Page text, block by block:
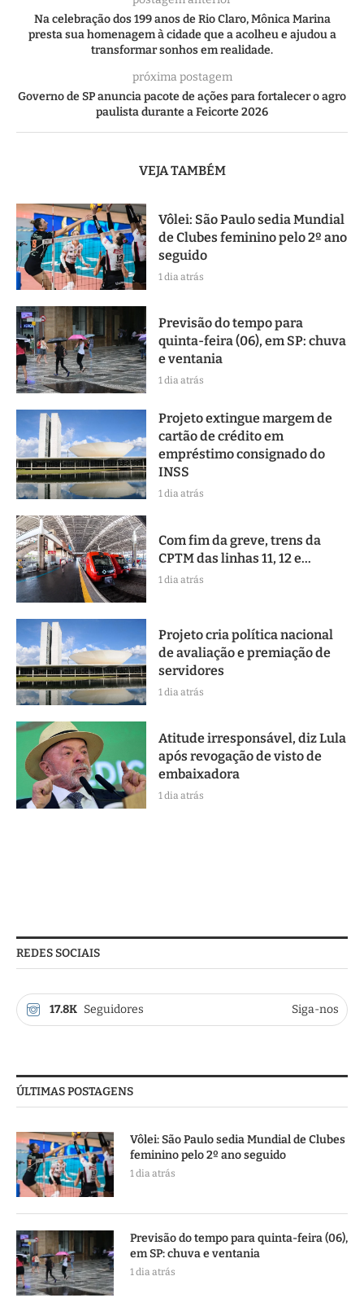
Na celebração dos 199 anos de Rio Claro, Mônica Marina
presta sua homenagem à cidade que a acolheu e ajudou a
transformar sonhos em realidade.
próxima postagem
Governo de SP anuncia pacote de ações para fortalecer o agro
paulista durante a Feicorte 2026
VEJA TAMBÉM
Vôlei: São Paulo sedia Mundial
de Clubes feminino pelo 2º ano
seguido
1 dia atrás
Previsão do tempo para
quinta-feira (06), em SP: chuva
e ventania
1 dia atrás
Projeto extingue margem de
cartão de crédito em
empréstimo consignado do
INSS
1 dia atrás
Com fim da greve, trens da
CPTM das linhas 11, 12 e...
1 dia atrás
Projeto cria política nacional
de avaliação e premiação de
servidores
1 dia atrás
Atitude irresponsável, diz Lula
após revogação de visto de
embaixadora
1 dia atrás
REDES SOCIAIS
17.8K Seguidores Siga-nos
ÚLTIMAS POSTAGENS
Vôlei: São Paulo sedia Mundial de Clubes
feminino pelo 2º ano seguido
1 dia atrás
Previsão do tempo para quinta-feira (06),
em SP: chuva e ventania
1 dia atrás